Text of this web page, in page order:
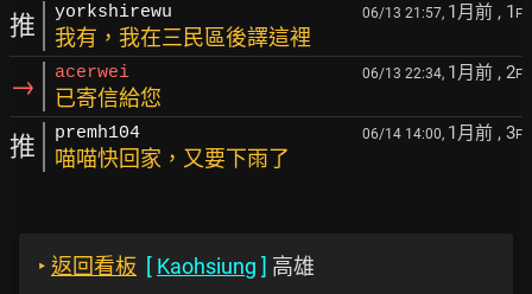
推 yorkshirewu 06/13 21:57, 1月前 , 1 F
我有，我在三民區後譯這裡
→ acerwei 06/13 22:34, 1月前 , 2F
已寄信給您
推 premh104 06/14 14:00, 1月前 , 3F
喵喵快回家，又要下雨了
‣ 返回看板 [ Kaohsiung ] 高雄